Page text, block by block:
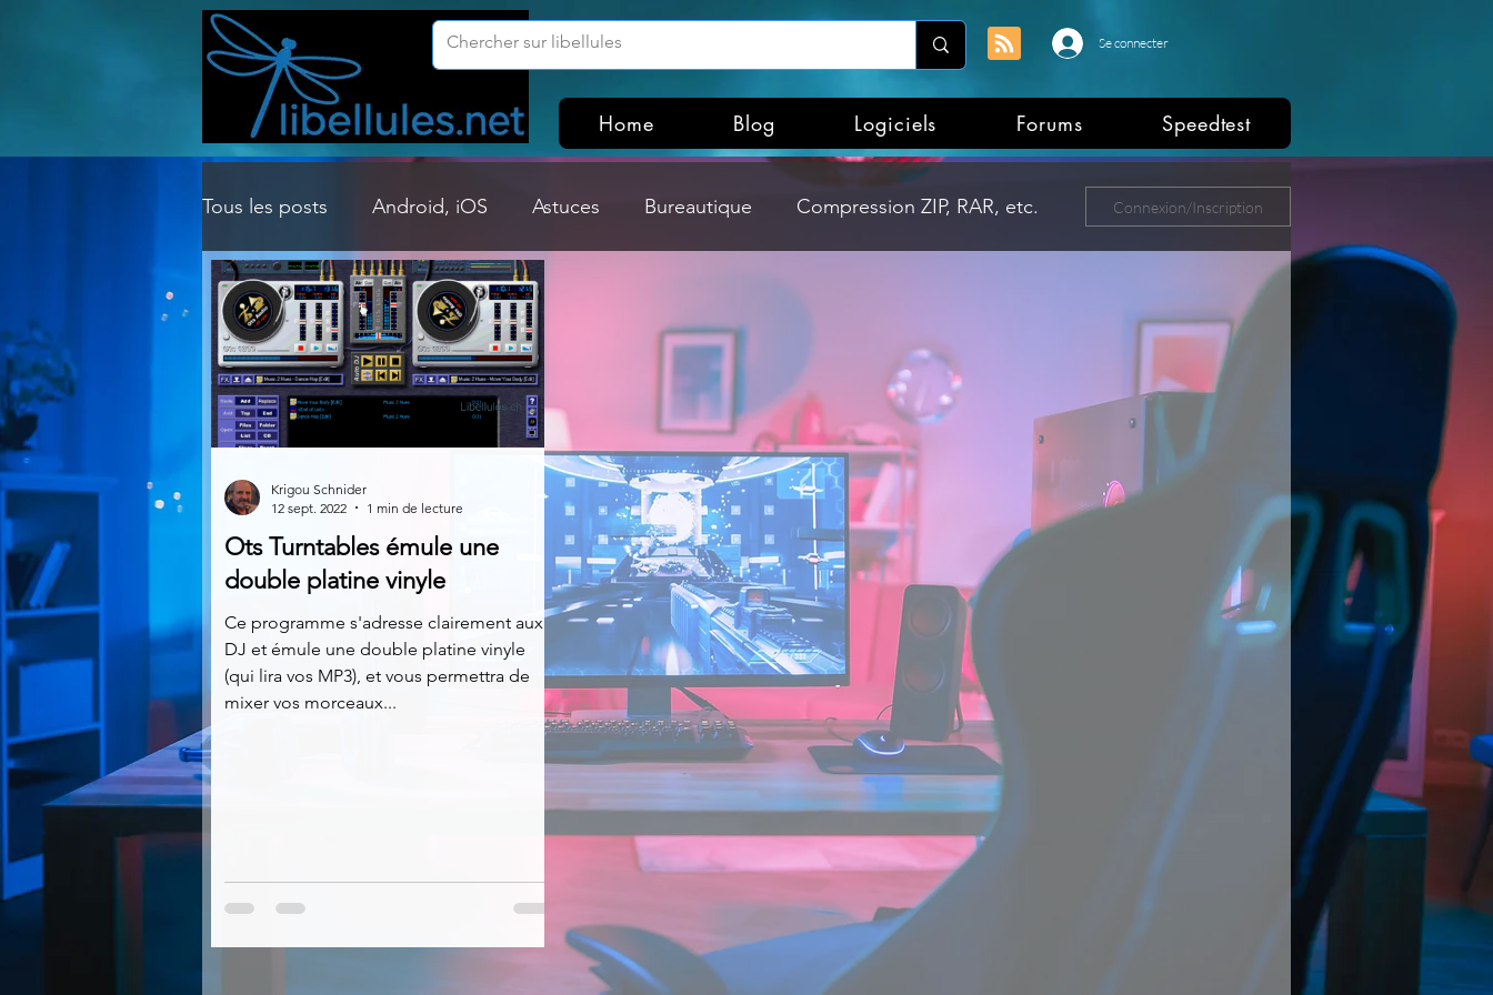
Se connecter
Home Blog Logiciels Forums Speedtest
Tous les posts Android, iOS Astuces Bureautique Compression ZIP, RAR, etc.
Customisation Windows Divers
Gestion Système Graphisme Internet
Linux Loisir et divertissement Mises à jour
Multimedia Navigateurs News Nirsoft Occupation disque
Photographie Réseaux Réseaux sociaux Sécurité Services en ligne
Logiciels les plus recherchés
Connexion/Inscription
Ots Turntables émule une
double platine vinyle
Ce programme s'adresse clairement aux
DJ et émule une double platine vinyle
(qui lira vos MP3), et vous permettra de
mixer vos morceaux...
Krigou Schnider
12 sept. 2022
1 min de lecture